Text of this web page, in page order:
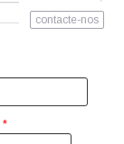
contacte-nos
*